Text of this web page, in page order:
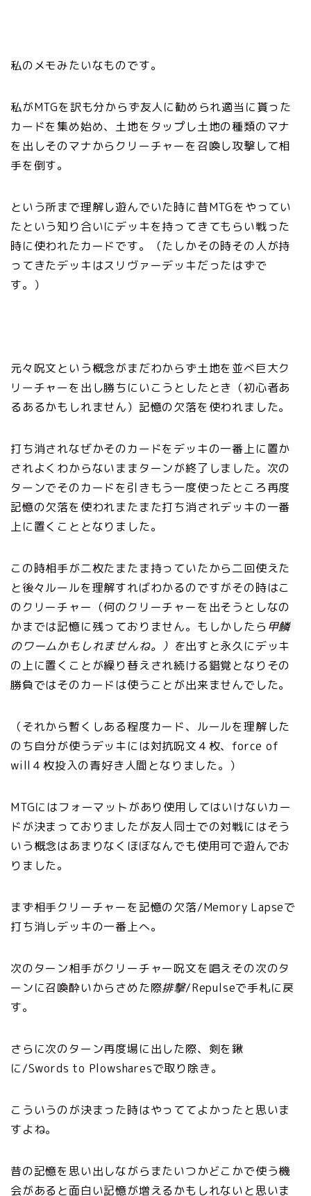
私のメモみたいなものです。
私がMTGを訳も分からず友人に勧められ適当に貰った
カードを集め始め、土地をタップし土地の種類のマナ
を出しそのマナから クリーチャーを召喚し攻撃して相
手を倒す。
という所まで理解し遊んでいた時に昔MTGをやってい
たという知り合いにデッキを持ってきてもらい戦った
時に使われたカードです。（たしかその時その人が持
ってきたデッキはスリヴァーデッキだったはずで
す。）
元々呪文という概念がまだわからず土地を並べ巨大ク
リーチャーを出し勝ちにいこうとしたとき（初心者あ
るあるかもしれません）記憶の欠落を使われました。
打ち消されなぜかそのカードをデッキの一番上に置か
されよくわからないままターンが終了しました。次の
ターンでそのカードを引きもう一度使ったところ再度
記憶の欠落を使われまたまた打ち消されデッキの一番
上に置くこととなりました。
この時相手が二枚たまたま持っていたから二回使えた
と後々ルールを理解すればわかるのですがその時はこ
のクリーチャー（何のクリーチャーを出そうとしなの
かまでは記憶に残っておりません。もしかしたら 甲鱗
のワームかもしれませんね。）を出すと永久にデッキ
の上に置くことが繰り替えされ続ける錯覚となりその
勝負ではそのカードは使うことが出来ませんでした。
（それから暫くしある程度カード、ルールを理解した
のち自分が使うデッキには対抗呪文４枚、force of
will４枚投入の青好き人間となりました。）
MTGにはフォーマットがあり使用してはいけないカー
ドが決まっておりましたが友人同士での対戦にはそう
いう概念はあまりなくほぼなんでも使用可で遊んでお
りました。
まず相手クリーチャーを記憶の欠落/Memory Lapseで
打ち消しデッキの一番上へ。
次のターン相手がクリーチャー呪文を唱えその次のタ
ーンに召喚酔いからさめた際排撃/Repulseで手札に戻
す。
さらに次のターン再度場に出した際、剣を鍬
に/Swords to Plowsharesで取り除き。
こういうのが決まった時はやっててよかったと思いま
すよね。
昔の記憶を思い出しながらまたいつかどこかで使う機
会があると面白い記憶が増えるかもしれないと思いま